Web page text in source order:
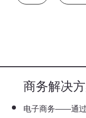
商务解决
电子商务——通过